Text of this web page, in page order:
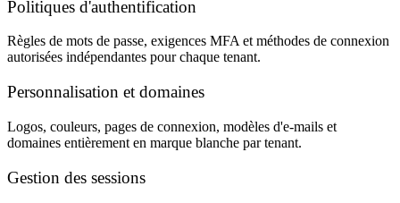
Politiques d'authentification
Règles de mots de passe, exigences MFA et méthodes de connexion
autorisées indépendantes pour chaque tenant.
Personnalisation et domaines
Logos, couleurs, pages de connexion, modèles d'e-mails et
domaines entièrement en marque blanche par tenant.
Gestion des sessions